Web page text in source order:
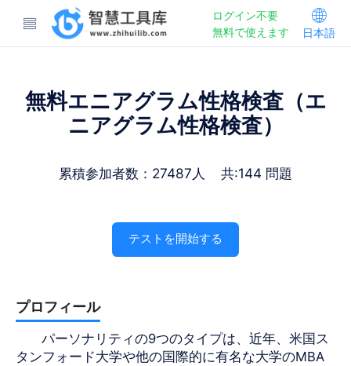
ログイン不要
無料で使えます
日本語
無料エニアグラム性格検査（エ
ニアグラム性格検査）
累積参加者数：27487人 共:144 問題
テストを開始する
プロフィール
パーソナリティの9つのタイプは、近年、米国ス
タンフォード大学や他の国際的に有名な大学のMBA